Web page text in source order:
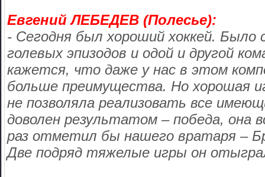
Евгений ЛЕБЕДЕВ (Полесье):
- Сегодня был хороший хоккей. Было
голевых эпизодов и одой и другой
кажется, что даже у нас в этом
больше преимущества. Но хорошая
не позволяла реализовать все
доволен результатом – победа, она
раз отметил бы нашего вратаря –
Две подряд тяжелые игры он